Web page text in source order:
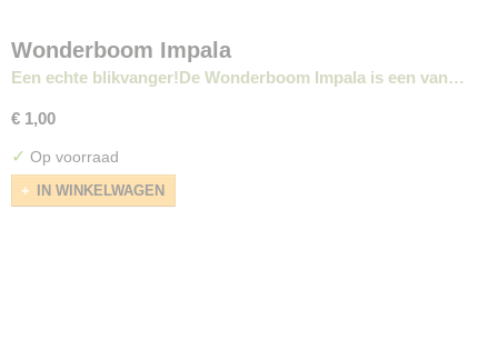
Wonderboom Impala
Een echte blikvanger!De Wonderboom Impala is een van…
€ 1,00
✓ Op voorraad
IN WINKELWAGEN